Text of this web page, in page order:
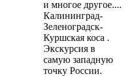
и многое другое....
Калининград-
Зеленоградск-
Куршская коса .
Экскурсия в
самую западную
точку России.